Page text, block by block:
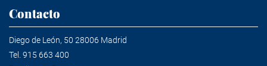
Contacto
Diego de León, 50 28006 Madrid
Tel. 915 663 400